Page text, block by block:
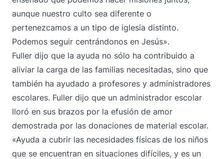
aunque nuestro culto sea diferente o
pertenezcamos a un tipo de iglesia distinto.
Podemos seguir centrándonos en Jesús».
Fuller dijo que la ayuda no sólo ha contribuido a
aliviar la carga de las familias necesitadas, sino que
también ha ayudado a profesores y administradores
escolares. Fuller dijo que un administrador escolar
lloró en sus brazos por la efusión de amor
demostrada por las donaciones de material escolar.
«Ayuda a cubrir las necesidades físicas de los niños
que se encuentran en situaciones difíciles, y es un